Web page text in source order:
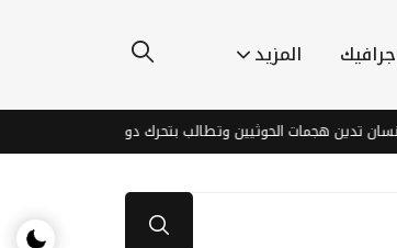
المزيد
هجمات الحوثيين وتطالب بتحرك دولي عاجل